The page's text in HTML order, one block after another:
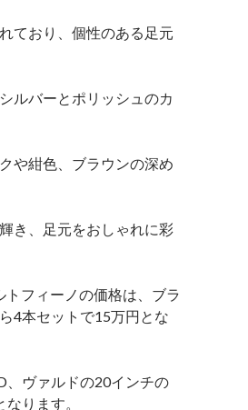
ており、個性のある足元
ルバーとポリッシュのカ
や紺色、ブラウンの深め
き、足元をおしゃれに彩
トフィーノの価格は、ブラ
4本セットで15万円とな
、ヴァルドの20インチの
ります。